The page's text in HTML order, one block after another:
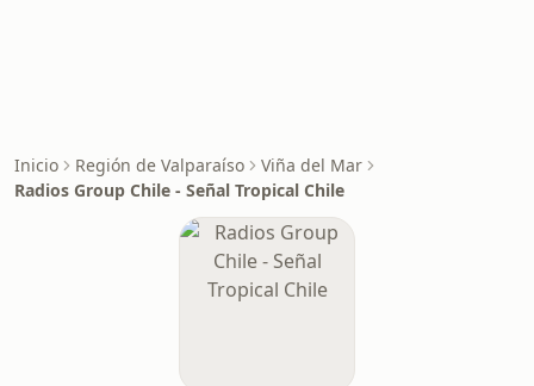
Inicio Región de Valparaíso
Viña del Mar
Radios Group Chile - Señal Tropical Chile